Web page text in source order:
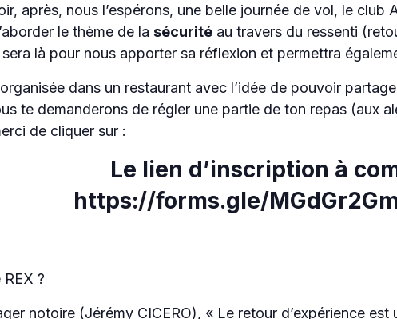
après, nous l’espérons, une belle journée de vol, le club
le thème de la sécurité au travers du ressenti
là pour nous apporter sa réflexion et permettra
dans un restaurant avec l’idée de pouvoir
te demanderons de régler une partie de ton repas (aux
de cliquer sur :
Le lien d’inscription à
https://forms.gle/
?
notoire (Jérémy CICERO), « Le retour d’expérience